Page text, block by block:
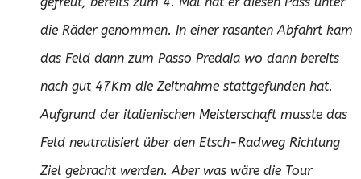
die Räder genommen. In einer rasanten Abfahrt kam
das Feld dann zum Passo Predaia wo dann bereits
nach gut 47Km die Zeitnahme stattgefunden hat.
Aufgrund der italienischen Meisterschaft musste das
Feld neutralisiert über den Etsch-Radweg Richtung
Ziel gebracht werden. Aber was wäre die Tour